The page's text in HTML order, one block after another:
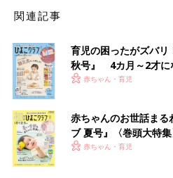
関連記事
育児の困ったがズバ
秋号』 4カ月～2才に
いっぱい！
赤ちゃん・育児
赤ちゃんのお世話まる
ブ 夏号』〈巻頭大特
く！ おっぱい・ミル
赤ちゃん・育児